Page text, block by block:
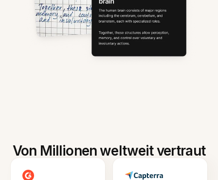
Von Millionen weltweit vertraut